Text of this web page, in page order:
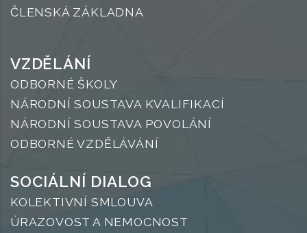
ČLENSKÁ ZÁKLADNA
VZDĚLÁNÍ
ODBORNÉ ŠKOLY
NÁRODNÍ SOUSTAVA KVALIFIKACÍ
NÁRODNÍ SOUSTAVA POVOLÁNÍ
ODBORNÉ VZDĚLÁVÁNÍ
SOCIÁLNÍ DIALOG
KOLEKTIVNÍ SMLOUVA
ÚRAZOVOST A NEMOCNOST